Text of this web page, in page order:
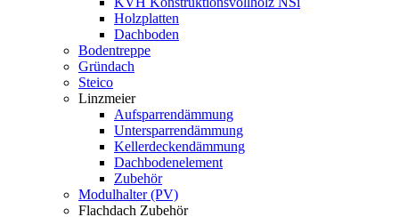
Holzplatten
Dachboden
Bodentreppe
Gründach
Steico
Linzmeier
Aufsparrendämmung
Untersparrendämmung
Kellerdeckendämmung
Dachbodenelement
Zubehör
Modulhalter (PV)
Flachdach Zubehör